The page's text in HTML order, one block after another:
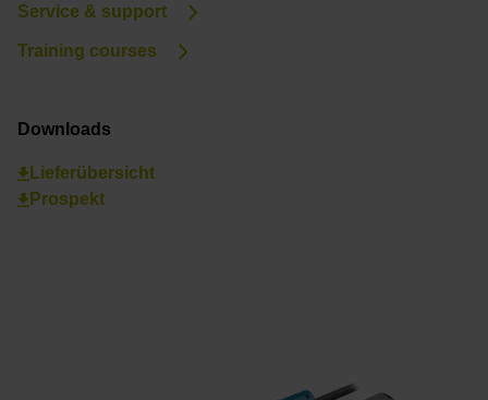
Service & support
Training courses
Downloads
Lieferübersicht
Prospekt